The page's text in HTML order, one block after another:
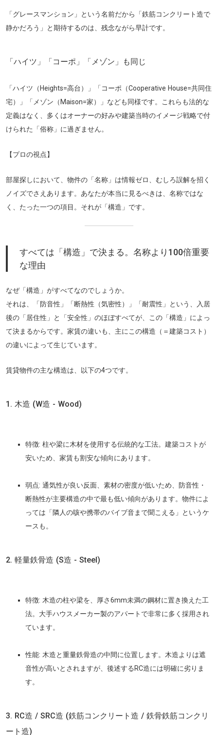
「グレースマンション」という名前だから「鉄筋コンクリート造で
静かだろう」と期待するのは、残念ながら早計です。
「ハイツ」「コーポ」「メゾン」も同じ
「ハイツ（Heights=高台）」「コーポ（Cooperative House=共同住
宅）」「メゾン（Maison=家）」なども同様です。これらも法的な
定義はなく、多くはオーナーの好みや建築当時のイメージ戦略で付
けられた「俗称」に過ぎません。
【プロの視点】
部屋探しにおいて、物件の「名称」は情報ゼロ、むしろ誤解を招く
ノイズでさえあります。あなたが本当に見るべきは、名称ではな
く、たった一つの項目。それが「構造」です。
すべては「構造」で決まる。名称より100倍重要
な理由
なぜ「構造」がすべてなのでしょうか。
それは、「防音性」「断熱性（気密性）」「耐震性」という、入居
後の 「居住性」と「安全性」 のほぼすべてが、この「構造」によっ
て決まるからです。家賃の違いも、主にこの構造（＝建築コスト）
の違いによって生じています。
賃貸物件の主な構造は、以下の4つです。
1. 木造 (W造 - Wood)
特徴: 柱や梁に木材を使用する伝統的な工法。建築コストが
安いため、家賃も割安な傾向にあります。
弱点: 通気性が良い反面、素材の密度が低いため、 防音性・
断熱性が主要構造の中で最も低い傾向があります。物件によ
っては「隣人の咳や携帯のバイブ音まで聞こえる」というケ
ースも。
2. 軽量鉄骨造 (S造 - Steel)
特徴: 木造の柱や梁を、厚さ6mm未満の鋼材に置き換えた工
法。大手ハウスメーカー製のアパートで非常に多く採用され
ています。
性能: 木造と重量鉄骨造の中間に位置します。木造よりは遮
音性が高いとされますが、後述するRC造には明確に劣りま
す。
3. RC造 / SRC造 (鉄筋コンクリート造 / 鉄骨鉄筋コンクリ
ート造)